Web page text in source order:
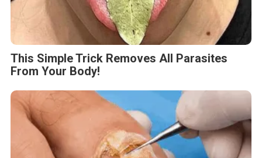
This Simple Trick Removes All Parasites
From Your Body!